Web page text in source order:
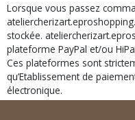
Lorsque vous passez
stockée.
plateforme PayPal et/ou
Ces plateformes sont
qu’Etablissement de
électronique.